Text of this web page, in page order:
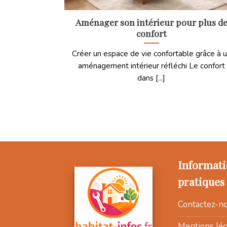
Aménager son intérieur pour plus de
confort
Créer un espace de vie confortable grâce à
aménagement intérieur réfléchi Le confort
dans [...]
pratiques
Contactez-